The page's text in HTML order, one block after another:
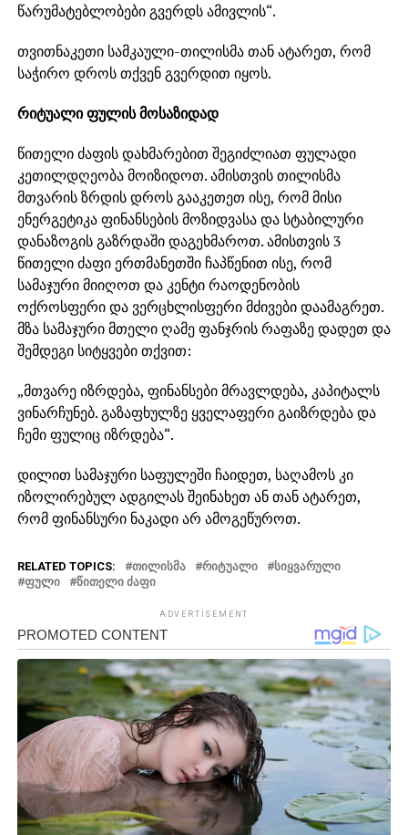
წარუმატებლობები გვერდს ამივლის“.
თვითნაკეთი სამკაული-თილისმა თან ატარეთ, რომ
საჭირო დროს თქვენ გვერდით იყოს.
რიტუალი ფულის მოსაზიდად
წითელი ძაფის დახმარებით შეგიძლიათ ფულადი
კეთილდღეობა მოიზიდოთ. ამისთვის თილისმა
მთვარის ზრდის დროს გააკეთეთ ისე, რომ მისი
ენერგეტიკა ფინანსების მოზიდვასა და სტაბილური
დანაზოგის გაზრდაში დაგეხმაროთ. ამისთვის 3
წითელი ძაფი ერთმანეთში ჩაპწენით ისე, რომ
სამაჯური მიიღოთ და კენტი რაოდენობის
ოქროსფერი და ვერცხლისფერი მძივები დაამაგრეთ.
მზა სამაჯური მთელი ღამე ფანჯრის რაფაზე დადეთ და
შემდეგი სიტყვები თქვით:
„მთვარე იზრდება, ფინანსები მრავლდება, კაპიტალს
ვინარჩუნებ. გაზაფხულზე ყველაფერი გაიზრდება და
ჩემი ფულიც იზრდება“.
დილით სამაჯური საფულეში ჩაიდეთ, საღამოს კი
იზოლირებულ ადგილას შეინახეთ ან თან ატარეთ,
რომ ფინანსური ნაკადი არ ამოგეწუროთ.
RELATED TOPICS: ᲗᲘᲚᲘᲡᲛᲐ ᲠᲘᲢᲣᲐᲚᲘ
ᲡᲘᲧᲕᲐᲠᲣᲚᲘ
ᲤᲣᲚᲘ
ᲬᲘᲗᲔᲚᲘ ᲫᲐᲤᲘ
ADVERTISEMENT